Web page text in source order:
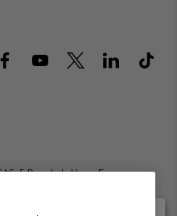
5 Rue de la Haye, Espace